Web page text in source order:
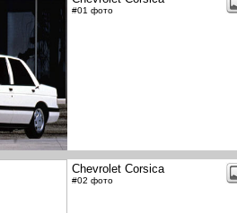
#01 фото
Chevrolet Corsica
#02 фото